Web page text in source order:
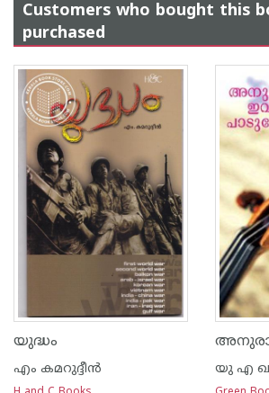
Customers who bought this
purchased
യുദ്ധം
എം കമറുദ്ദീന്‍ യു എ